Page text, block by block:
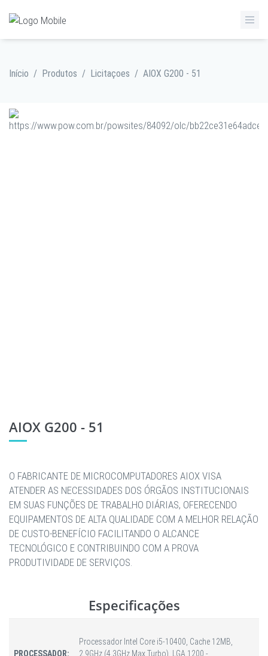
Início / Produtos / Licitaçoes / AIOX G200 - 51
AIOX G200 - 51
O FABRICANTE DE MICROCOMPUTADORES AIOX VISA
ATENDER AS NECESSIDADES DOS ÓRGÃOS INSTITUCIONAIS
EM SUAS FUNÇÕES DE TRABALHO DIÁRIAS, OFERECENDO
EQUIPAMENTOS DE ALTA QUALIDADE COM A MELHOR RELAÇÃO
DE CUSTO-BENEFÍCIO FACILITANDO O ALCANCE
TECNOLÓGICO E CONTRIBUINDO COM A PROVA
PRODUTIVIDADE DE SERVIÇOS.
Especificações
PROCESSADOR:
Processador Intel Core i5-10400, Cache 12MB,
2.9GHz (4.3GHz Max Turbo), LGA 1200 -